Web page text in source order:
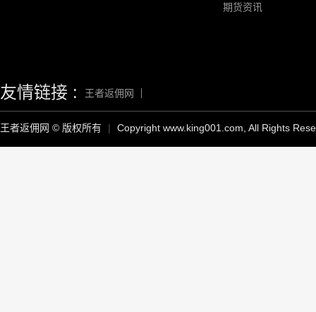
期货资讯
友情链接 : 王者返佣网
王者返佣网 © 版权所有 | Copyright www.king001.com, All Rights